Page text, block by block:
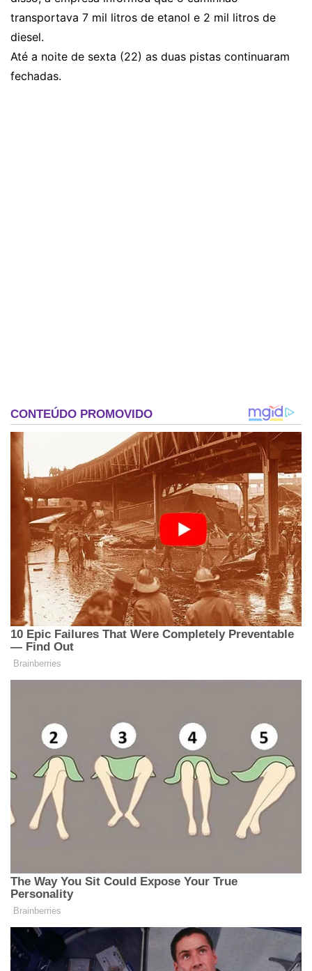
transportava 7 mil litros de etanol e 2 mil litros de
diesel.
Até a noite de sexta (22) as duas pistas continuaram
fechadas.